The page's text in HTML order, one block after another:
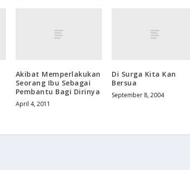
Akibat Memperlakukan
Seorang Ibu Sebagai
Pembantu Bagi Dirinya
April 4, 2011
Di Surga Kita Kan
Bersua
September 8, 2004